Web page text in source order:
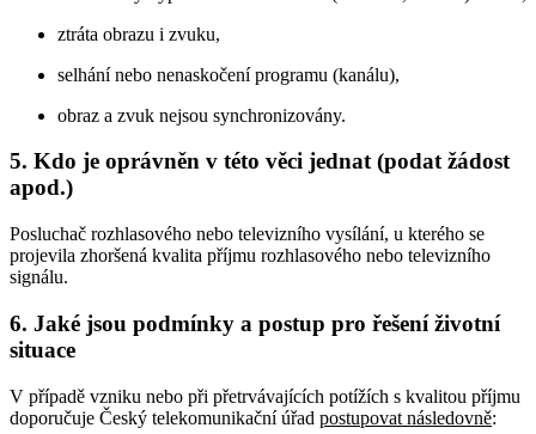
ztráta obrazu i zvuku,
selhání nebo nenaskočení programu (kanálu),
obraz a zvuk nejsou synchronizovány.
5. Kdo je oprávněn v této věci jednat (podat žádost
apod.)
Posluchač rozhlasového nebo televizního vysílání, u kterého se
projevila zhoršená kvalita příjmu rozhlasového nebo televizního
signálu.
6. Jaké jsou podmínky a postup pro řešení životní
situace
V případě vzniku nebo při přetrvávajících potížích s kvalitou příjmu
doporučuje Český telekomunikační úřad postupovat následovně: